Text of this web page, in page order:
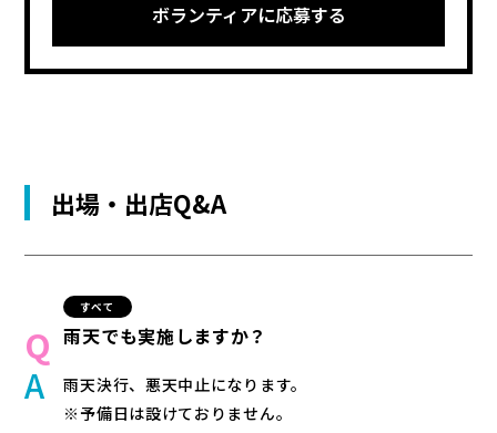
ボランティアに応募する
出場・出店Q&A
すべて
雨天でも実施しますか？
雨天決行、悪天中止になります。
※予備日は設けておりません。